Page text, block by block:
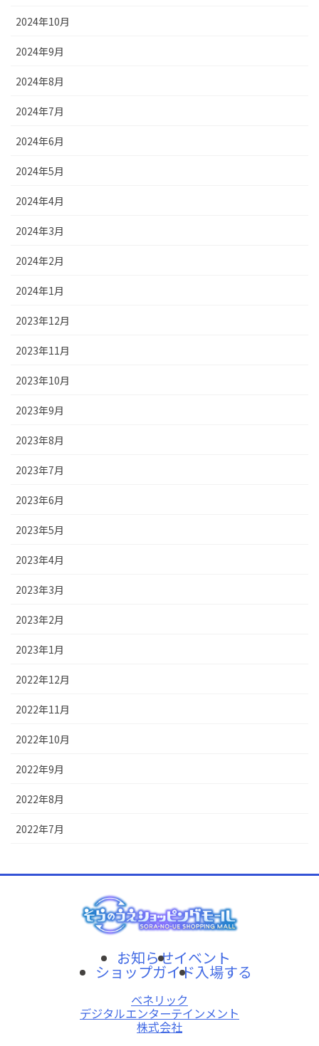
2024年10月
2024年9月
2024年8月
2024年7月
2024年6月
2024年5月
2024年4月
2024年3月
2024年2月
2024年1月
2023年12月
2023年11月
2023年10月
2023年9月
2023年8月
2023年7月
2023年6月
2023年5月
2023年4月
2023年3月
2023年2月
2023年1月
2022年12月
2022年11月
2022年10月
2022年9月
2022年8月
2022年7月
お知らせイベント
ショップガイド入場する
ベネリック
デジタルエンターテインメント
株式会社